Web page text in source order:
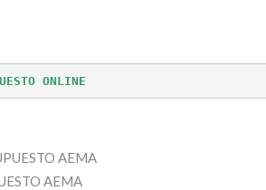
ONLINE
AEMA